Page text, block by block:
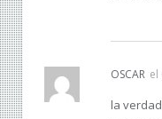
OSCAR el
la